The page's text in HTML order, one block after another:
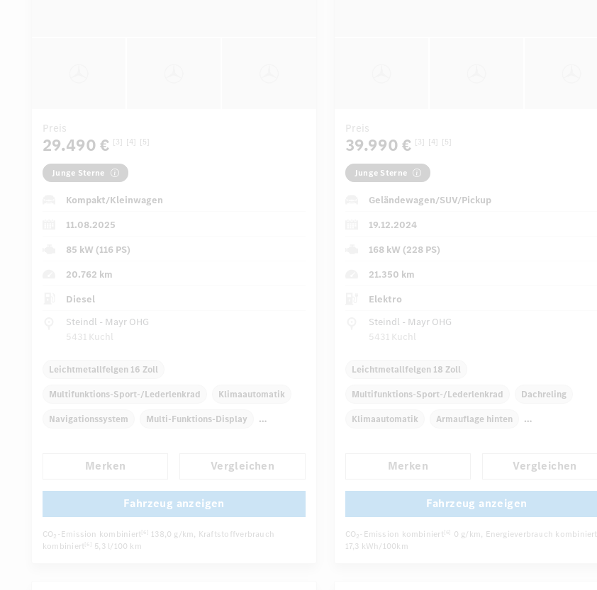
Preis
29.490 € [3] [4] [5]
Junge Sterne
Kompakt/Kleinwagen
11.08.2025
85 kW (116 PS)
20.762 km
Diesel
Steindl - Mayr OHG
5431 Kuchl
Leichtmetallfelgen 16 Zoll
Multifunktions-Sport-/Lederlenkrad Klimaautomatik
Navigationssystem Multi-Funktions-Display
Automatisch abblendender Innenspiegel Komfortsitze
Rücksitze klappbar ...
Merken Vergleichen
Fahrzeug anzeigen
CO2 -Emission kombiniert [6] 138,0 g/km, Kraftstoffverbrauch
kombiniert
[6] 5,3 l/100 km
Preis
39.990 € [3] [4] [5]
Junge Sterne
Geländewagen/SUV/Pickup
19.12.2024
168 kW (228 PS)
21.350 km
Elektro
Steindl - Mayr OHG
5431 Kuchl
Leichtmetallfelgen 18 Zoll
Multifunktions-Sport-/Lederlenkrad Dachreling
Klimaautomatik Armauflage hinten
Regensensor Automatisch abblendender Innenspiegel
Komfortsitze ...
Merken Vergleichen
Fahrzeug anzeigen
CO2-Emission kombiniert [6] 0 g/km, Energieverbrauch kombiniert
17,3 kWh/100km